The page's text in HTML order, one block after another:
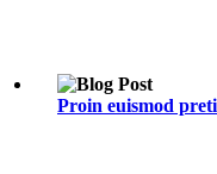
Proin euismod